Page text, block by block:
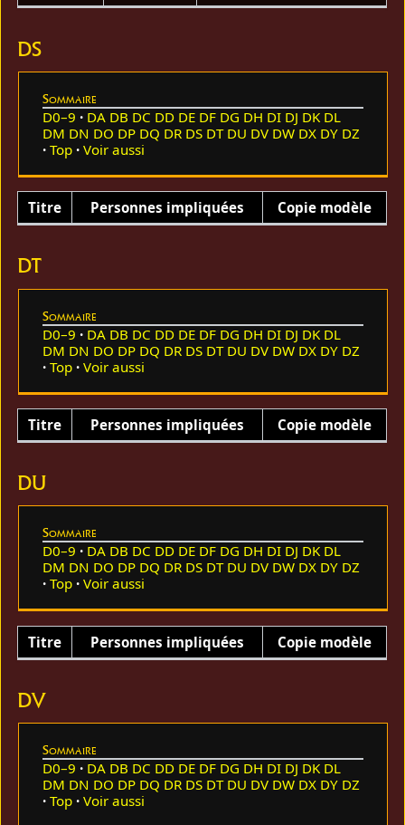
DS
Sommaire
D0–9 DA DB DC DD DE DF DG DH DI DJ DK DL
DM DN DO DP DQ DR DS DT DU DV DW DX DY DZ
Top
Voir aussi
Titre Personnes impliquées Copie modèle
DT
Sommaire
D0–9 DA DB DC DD DE DF DG DH DI DJ DK DL
DM DN DO DP DQ DR DS DT DU DV DW DX DY DZ
Top
Voir aussi
Titre Personnes impliquées Copie modèle
DU
Sommaire
D0–9 DA DB DC DD DE DF DG DH DI DJ DK DL
DM DN DO DP DQ DR DS DT DU DV DW DX DY DZ
Top
Voir aussi
Titre Personnes impliquées Copie modèle
DV
Sommaire
D0–9 DA DB DC DD DE DF DG DH DI DJ DK DL
DM DN DO DP DQ DR DS DT DU DV DW DX DY DZ
Top
Voir aussi